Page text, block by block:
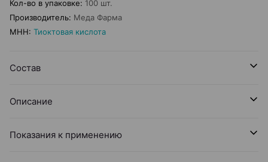
Кол-во в упаковке: 100 шт.
Производитель: Меда Фарма
МНН: Тиоктовая кислота
Состав
Описание
Показания к применению